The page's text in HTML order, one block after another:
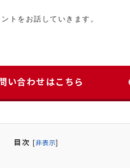
トをお話していきます。
い合わせはこちら
目次 [非表示]